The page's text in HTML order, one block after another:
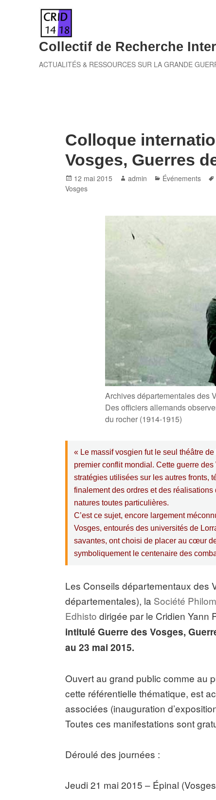
Collectif de Recherche
ACTUALITÉS & RESSOURCES SUR LA GRANDE
Colloque
Vosges, Guerres
Posted
on
12 mai 2015 Author
admin Categories
Événements
Vosges
Archives départementales des
Des officiers allemands
du rocher (1914-1915)
« Le massif vosgien fut le seul théâtre
premier conflit mondial. Cette guerre
stratégies utilisées sur les autres fronts,
finalement des ordres et des
natures toutes particulières.
C’est ce sujet, encore largement
Vosges, entourés des universités de
savantes, ont choisi de placer au cœur
symboliquement le centenaire des
Les Conseils départementaux des
départementales), la Société
Edhisto dirigée par le Cridien Yann
intitulé Guerre des Vosges,
au 23 mai 2015.
Ouvert au grand public comme au
cette référentielle thématique, est
associées (inauguration
Toutes ces manifestations sont
Déroulé des journées :
Jeudi 21 mai 2015 – Épinal